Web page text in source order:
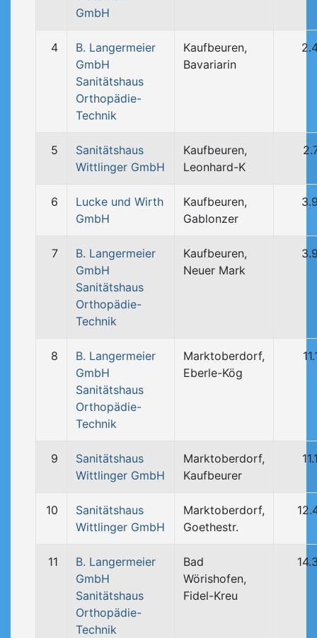
GmbH
4
B. Langermeier
GmbH
Sanitätshaus
Orthopädie-
Technik
Kaufbeuren,
Bavariarin
5
Sanitätshaus
Wittlinger GmbH
Kaufbeuren,
Leonhard-K
6
Lucke und Wirth
GmbH
Kaufbeuren,
Gablonzer
7
B. Langermeier
GmbH
Sanitätshaus
Orthopädie-
Technik
Kaufbeuren,
Neuer Mark
8
B. Langermeier
GmbH
Sanitätshaus
Orthopädie-
Technik
Marktoberdorf,
Eberle-Kög
9
Sanitätshaus
Wittlinger GmbH
Marktoberdorf,
Kaufbeurer
10
Sanitätshaus
Wittlinger GmbH
Marktoberdorf,
Goethestr.
11
B. Langermeier
GmbH
Sanitätshaus
Orthopädie-
Technik
Bad
Wörishofen,
Fidel-Kreu